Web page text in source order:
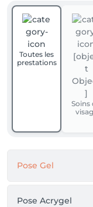
Toutes les
prestations
Soins
Pose Gel
Pose Acrygel